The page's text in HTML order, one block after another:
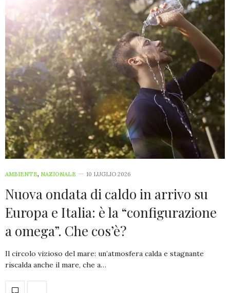
AMBIENTE, NAZIONALE 10 LUGLIO 2026
Nuova ondata di caldo in arrivo su
Europa e Italia: è la “configurazione
a omega”. Che cos’è?
Il circolo vizioso del mare: un’atmosfera calda e stagnante
riscalda anche il mare, che a…